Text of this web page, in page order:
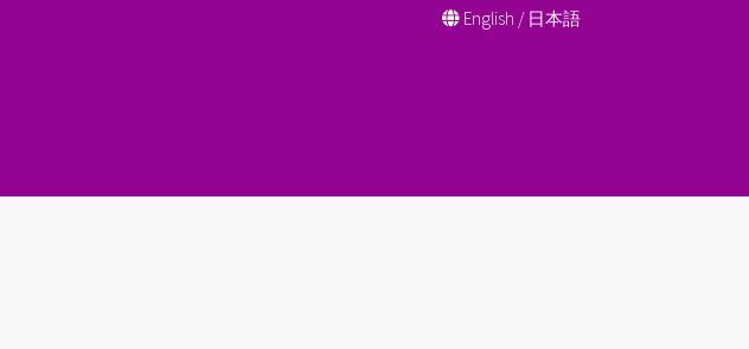
English / 日本語